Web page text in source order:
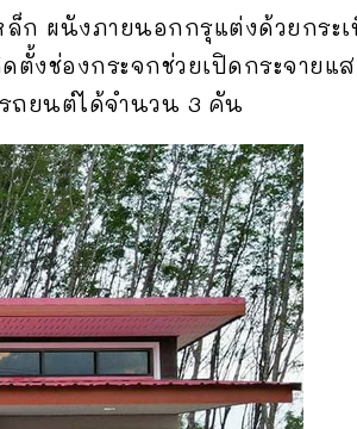
ก ผนังภายนอกกรุแต่งด้วยกระ
ช่องกระจกช่วยเปิดกระจายแส
ถยนต์ได้จำนวน 3 คัน